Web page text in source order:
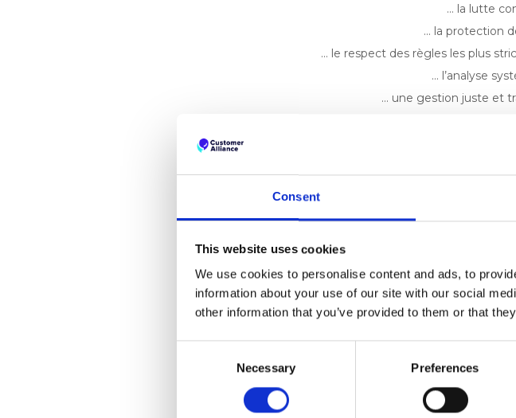
Consent
This website uses cookies
We use cookies to personalise content and ads, to
information about your use of our site with our social
other information that you’ve provided to them or that
Necessary Preferences
… la lutte
… la protection
… le respect des règles les plus
… l’analyse
… une gestion juste et
Nous nous
… Les fausses
… Les déclarations